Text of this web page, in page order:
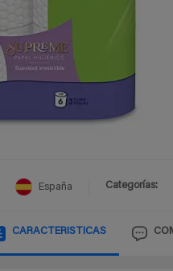
España Categorías:
CARACTERISTICAS